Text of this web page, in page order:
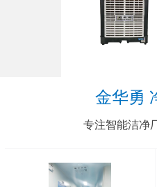
金华勇
专注智能洁净